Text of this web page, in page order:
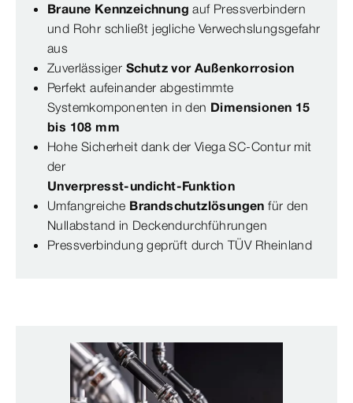
Braune Kennzeichnung auf Pressverbindern
und Rohr schließt jegliche Verwechslungsgefahr
aus
Zuverlässiger Schutz vor Außenkorrosion
Perfekt aufeinander abgestimmte
Systemkomponenten in den Dimensionen 15
bis 108 mm
Hohe Sicherheit dank der Viega SC-Contur mit
der
Unverpresst-undicht-Funktion
Umfangreiche Brandschutzlösungen für den
Nullabstand in Deckendurchführungen
Pressverbindung geprüft durch TÜV Rheinland